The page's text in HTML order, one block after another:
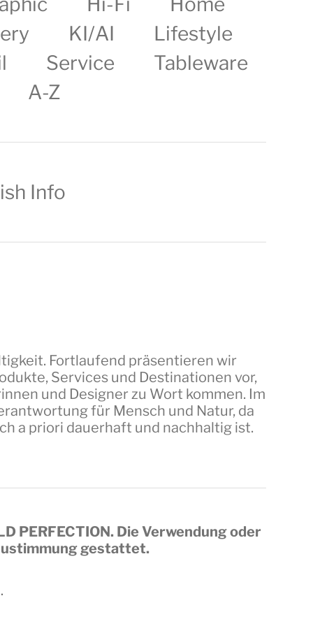
KI/AI
Lifestyle
Service
Tableware
A-Z
Info
Fortlaufend präsentieren wir
Services und Destinationen vor,
und Designer zu Wort kommen. Im
für Mensch und Natur, da
a priori dauerhaft und nachhaltig ist.
PERFECTION. Die Verwendung oder
gestattet.